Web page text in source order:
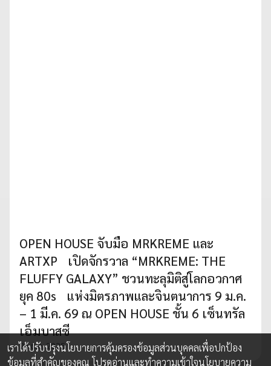
OPEN HOUSE จับมือ MRKREME และ
ARTXP เปิดจักรวาล “MRKREME: THE
FLUFFY GALAXY” ชวนทะลุมิติสู่โลกอวกาศ
ยุค 80s แห่งมิตรภาพและจินตนาการ 9 ม.ค.
– 1 มี.ค. 69 ณ OPEN HOUSE ชั้น 6 เซ็นทรัล
เอ็มบาสซี
25 ธ.ค. 2025
เราได้ปรับปรุงนโยบายการคุ้มครองข้อมูลส่วนบุคคลเพื่อปกป้อง
ข้อมูลที่สำคัญของคุณ โปรดอ่านและทำความเข้าใจนโยบายความ